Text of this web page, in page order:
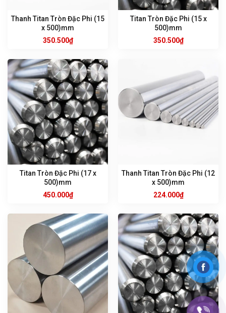
Thanh Titan Tròn Đặc Phi (15
x 500)mm
350.500₫
Titan Tròn Đặc Phi (15 x
500)mm
350.500₫
Titan Tròn Đặc Phi (17 x
500)mm
450.000₫
Thanh Titan Tròn Đặc Phi (12
x 500)mm
224.000₫